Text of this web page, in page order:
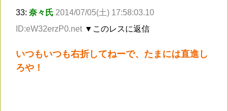
33: 奈々氏 2014/07/05(土) 17:58:03.10
ID:eW32erzP0.net ▼このレスに返信
いつもいつも右折してねーで、たまには直進し
ろや！